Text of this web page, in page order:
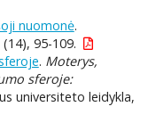
nuomonė.
95-109.
. Moterys,
sferoje:
universiteto leidykla,